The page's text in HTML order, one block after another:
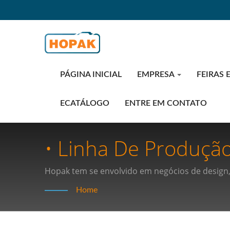
PÁGINA INICIAL EMPRESA FEIRAS
ECATÁLOGO ENTRE EM CONTATO
• Linha De
A Eficiência:
Alta Velocidade
Hopak tem se envolvido em negócios de
automação.Home